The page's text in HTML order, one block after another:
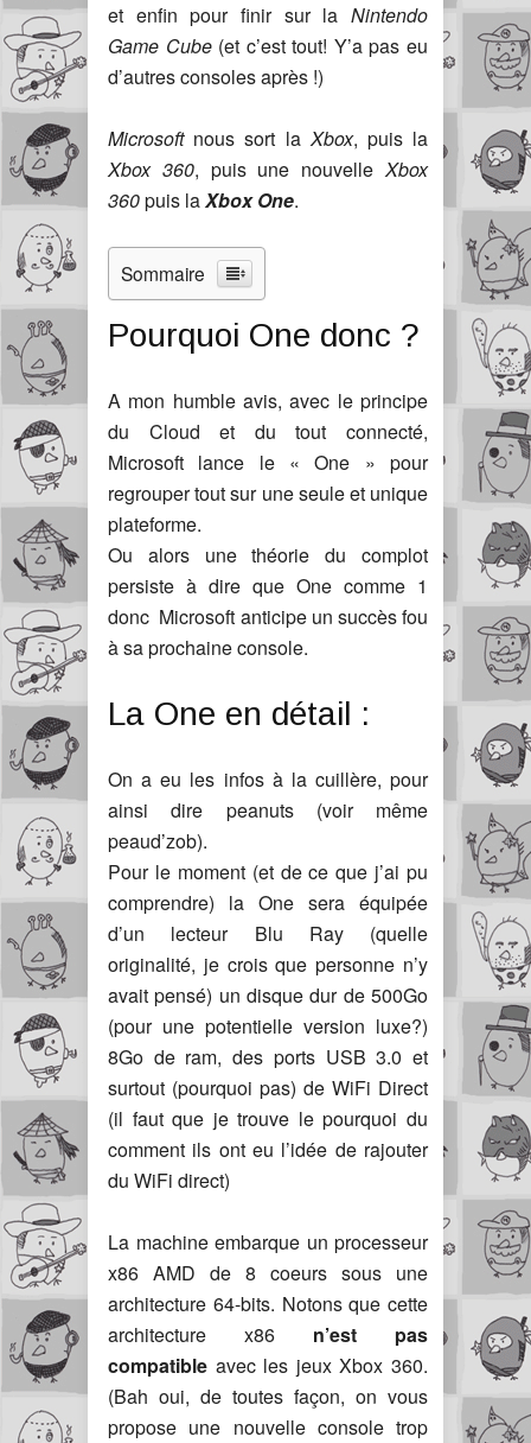
et enfin pour finir sur la Nintendo
Game Cube(et c’est tout! Y’a pas eu
d’autres consoles après !)
Microsoftnous sort laXbox, puis la
Xbox 360, puis une nouvelleXbox
360puis laXbox One.
Sommaire
Pourquoi One donc ?
A mon humble avis, avec le principe
du Cloud et du tout connecté,
Microsoft lance le « One » pour
regrouper tout sur une seule et unique
plateforme.
Ou alors une théorie du complot
persiste à dire que One comme 1
donc Microsoft anticipe un succès fou
à sa prochaine console.
La One en détail :
On a eu les infos à la cuillère, pour
ainsi dire peanuts (voir même
peaud’zob).
Pour le moment (et de ce que j’ai pu
comprendre) la One sera équipée
d’un lecteur Blu Ray (quelle
originalité, je crois que personne n’y
avait pensé) un disque dur de 500Go
(pour une potentielle version luxe?)
8Go de ram, des ports USB 3.0 et
surtout (pourquoi pas) de WiFi Direct
(il faut que je trouve le pourquoi du
comment ils ont eu l’idée de rajouter
du WiFi direct)
La machine embarque un processeur
x86 AMD de 8 coeurs sous une
architecture 64-bits. Notons que cette
architecture x86 n’est pas
compatible avec les jeux Xbox 360.
(Bah oui, de toutes façon, on vous
propose une nouvelle console trop